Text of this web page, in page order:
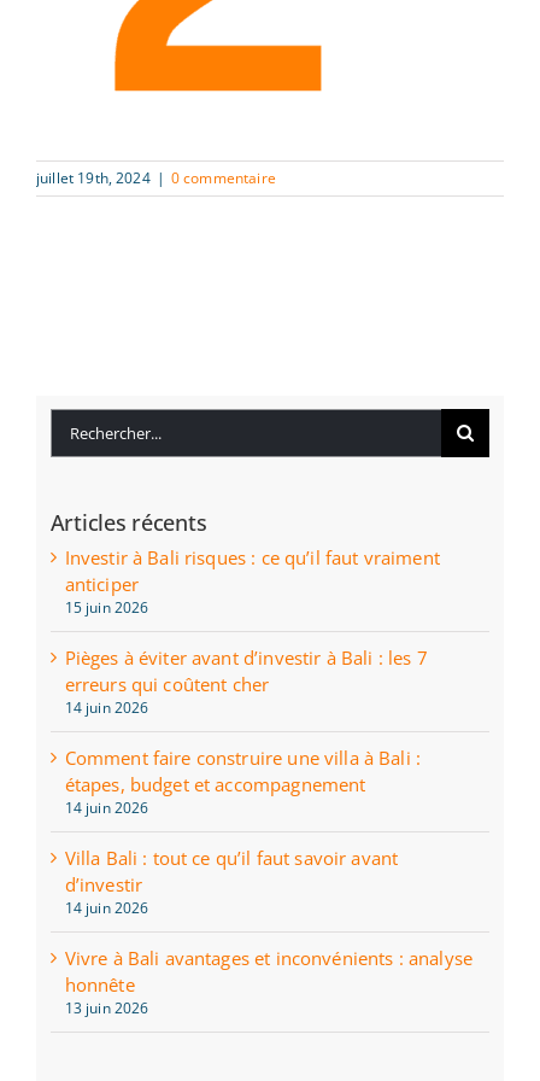
juillet 19th, 2024 | 0 commentaire
Rechercher:
Articles récents
Investir à Bali risques : ce qu’il faut vraiment
anticiper
15 juin 2026
Pièges à éviter avant d’investir à Bali : les 7
erreurs qui coûtent cher
14 juin 2026
Comment faire construire une villa à Bali :
étapes, budget et accompagnement
14 juin 2026
Villa Bali : tout ce qu’il faut savoir avant
d’investir
14 juin 2026
Vivre à Bali avantages et inconvénients : analyse
honnête
13 juin 2026